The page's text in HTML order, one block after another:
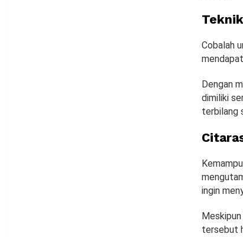
Cobalah
Dengan
dimiliki
terbilang
ingin
tersebut